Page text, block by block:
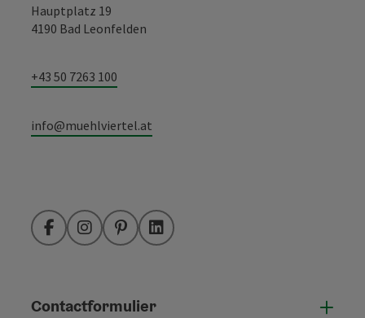
Hauptplatz 19
4190 Bad Leonfelden
+43 50 7263 100
info@muehlviertel.at
FacebookInstagramPinterestLinkedIn
Contactformulier